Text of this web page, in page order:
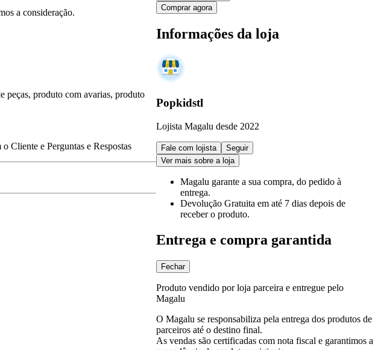
a consideração.
peças, produto com avarias, produto
Cliente e Perguntas e Respostas
Comprar agora
Informações da loja
Popkidstl
Lojista Magalu desde 2022
Fale com lojista
Seguir
Ver mais sobre a loja
Magalu garante a sua compra, do pedido à
entrega.
Devolução Gratuita em até 7 dias depois de
receber o produto.
Entrega e compra garantida
Fechar
Produto vendido por loja parceira e entregue pelo
Magalu
O Magalu se responsabiliza pela entrega dos produtos de
parceiros até o destino final.
As vendas são certificadas com nota fiscal e garantimos a